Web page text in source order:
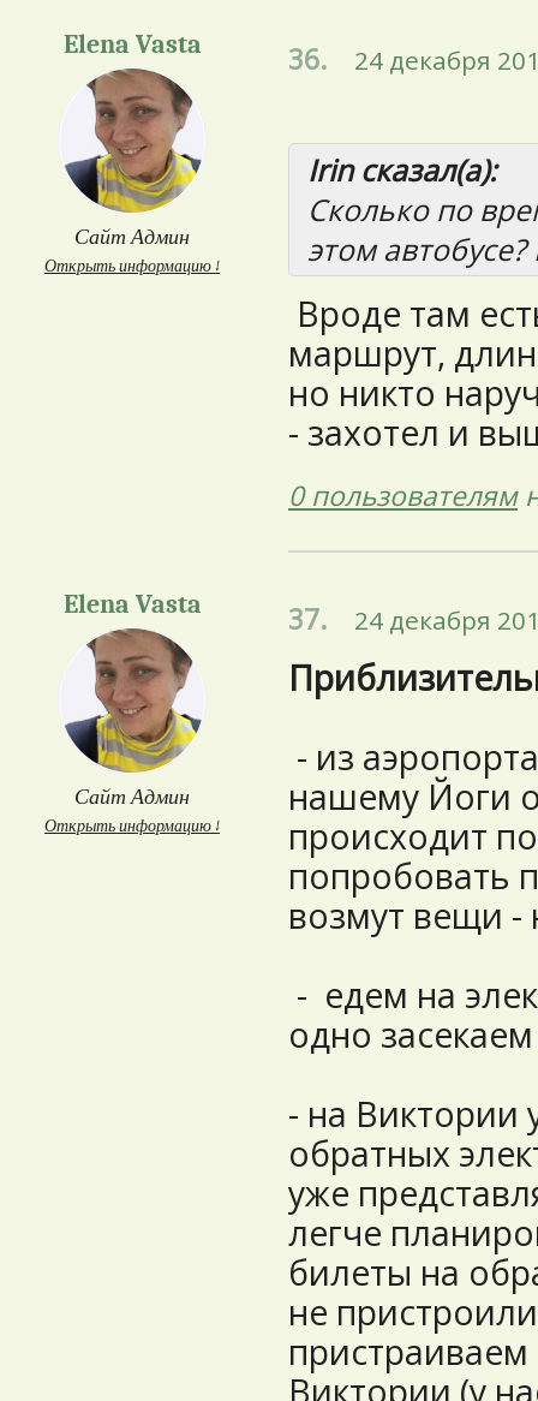
Elena Vasta
Сайт Админ
Открыть информацию ↓
36. 24 декабря
Irin сказал(а):
Сколько по
этом
Вроде там
маршрут,
но никто
- захотел и
0 пользователям
Elena Vasta
Сайт Админ
Открыть информацию ↓
37. 24 декабря
- из
нашему Йоги
происходит
попробовать
возмут вещи -
- едем на
одно
- на Виктории
обратных
уже
легче
билеты на
не
Виктории (у